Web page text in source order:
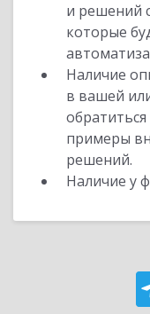
и решений
которые
Наличие
в вашей
примеры
решений.
Наличие у